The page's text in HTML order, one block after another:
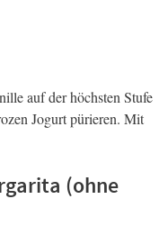
auf der höchsten Stufe
Jogurt pürieren. Mit
(ohne